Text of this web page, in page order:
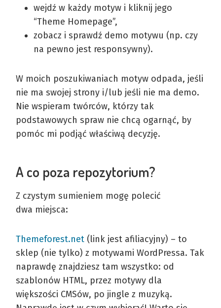
wejdź w każdy motyw i kliknij jego
“Theme Homepage”,
zobacz i sprawdź demo motywu (np. czy
na pewno jest responsywny).
W moich poszukiwaniach motyw odpada, jeśli
nie ma swojej strony i/lub jeśli nie ma demo.
Nie wspieram twórców, którzy tak
podstawowych spraw nie chcą ogarnąć, by
pomóc mi podjąć właściwą decyzję.
A co poza repozytorium?
Z czystym sumieniem mogę polecić
dwa miejsca:
Themeforest.net (link jest afiliacyjny) – to
sklep (nie tylko) z motywami WordPressa. Tak
naprawdę znajdziesz tam wszystko: od
szablonów HTML, przez motywy dla
większości CMSów, po jingle z muzyką.